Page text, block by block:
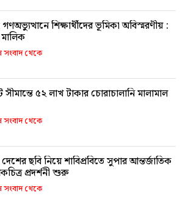
শিক্ষার্থীদের ভূমিকা অবিস্মরণীয় :
সংবাদ থেকে
সীমান্তে ৫২ লাখ টাকার চোরাচালানি মালামাল
সংবাদ থেকে
ছবি নিয়ে শাবিপ্রবিতে সুপার আন্তর্জাতিক
প্রদর্শনী শুরু
সংবাদ থেকে